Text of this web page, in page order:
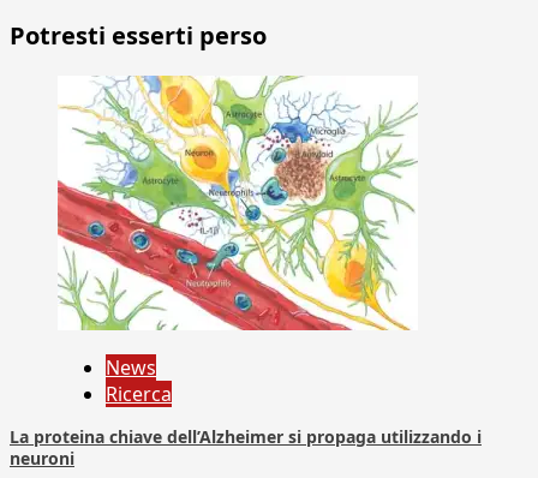
Potresti esserti perso
News
Ricerca
La proteina chiave dell’Alzheimer si propaga utilizzando i
neuroni